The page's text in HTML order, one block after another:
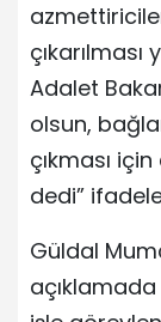
Adalet
olsun,
çıkması
dedi”
Güldal
açıklamada